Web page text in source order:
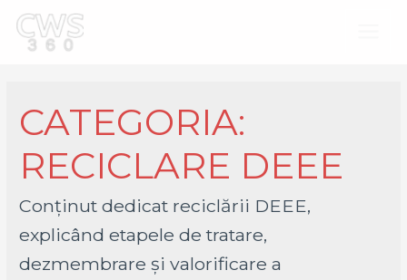
CATEGORIA:
RECICLARE DEEE
Conținut dedicat reciclării DEEE,
explicând etapele de tratare,
dezmembrare și valorificare a